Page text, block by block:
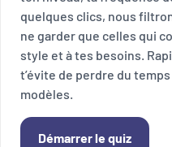
quelques clics, nous
ne garder que celles qui
style et à tes besoins.
t’évite de perdre du
modèles.
Démarrer le quiz